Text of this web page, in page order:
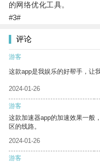
的网络优化工具。
#3#
评论
游客
这款app是我娱乐的好帮手，让
2024-01-26
游客
这款加速器app的加速效果一般
区的线路。
2024-01-26
游客